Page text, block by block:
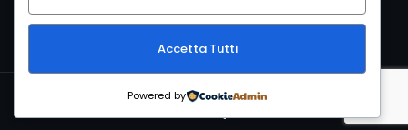
Copyright © 1999-2026Mediares S.c.PI 07341730013 - [
Accetta Tutti
Powered by